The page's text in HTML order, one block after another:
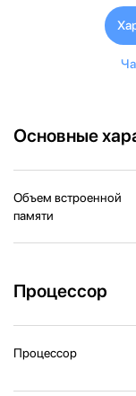
Основные
Объем встроенной
памяти
Процессор
Процессор